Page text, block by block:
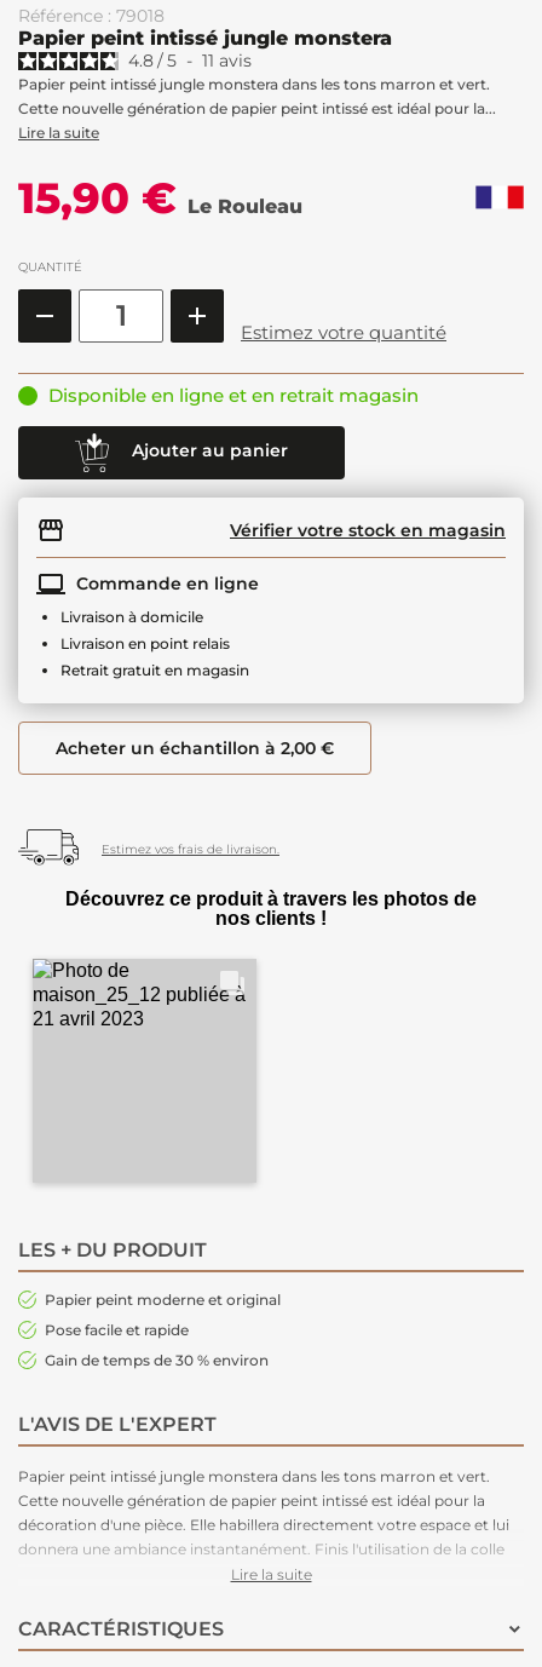
Référence : 79018
Papier peint intissé jungle monstera
4.8/5 - 11 avis
Papier peint intissé jungle monstera dans les tons marron et vert.
Cette nouvelle génération de papier peint intissé est idéal pour la...
Lire la suite
15,90 € Le Rouleau
QUANTITÉ
Estimez votre quantité
Disponible en ligne et en retrait magasin
Ajouter au panier
Vérifier votre stock en magasin
Commande en ligne
Livraison à domicile
Livraison en point relais
Retrait gratuit en magasin
Acheter un échantillon à 2,00 €
Estimez vos frais de livraison.
Découvrez ce produit à travers les photos de
nos clients !
LES + DU PRODUIT
Papier peint moderne et original
Pose facile et rapide
Gain de temps de 30 % environ
L'AVIS DE L'EXPERT
Papier peint intissé jungle monstera dans les tons marron et vert.
Cette nouvelle génération de papier peint intissé est idéal pour la
décoration d'une pièce. Elle habillera directement votre espace et lui
donnera une ambiance instantanément. Finis l'utilisation de la colle
au dos du papier : la colle est à appliquer uniquement sur le mur
que des salons, cuisines ou encore des salles de bain. Facile
d'entretien. Nettoyage avec une éponge humide à l’eau savonneuse.
Lire la suite
CARACTÉRISTIQUES